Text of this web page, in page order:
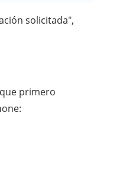
solicitada",
primero